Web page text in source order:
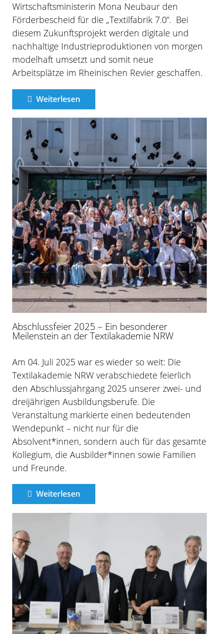
Wirtschaftsministerin Mona Neubaur den
Förderbescheid für die „Textilfabrik 7.0“. Bei
diesem Zukunftsprojekt werden digitale und
nachhaltige Industrieproduktionen von morgen
modelhaft umsetzt und somit neue
Arbeitsplätze im Rheinischen Revier geschaffen.
Weiterlesen
Abschlussfeier 2025 – Ein besonderer
Meilenstein an der Textilakademie NRW
Am 04. Juli 2025 war es wieder so weit: Die
Textilakademie NRW verabschiedete feierlich
den Abschlussjahrgang 2025 unserer zwei- und
dreijährigen Ausbildungsberufe. Die
Veranstaltung markierte einen bedeutenden
Wendepunkt – nicht nur für die
Absolvent*innen, sondern auch für das gesamte
Kollegium, die Ausbilder*innen sowie Familien
und Freunde.
Weiterlesen